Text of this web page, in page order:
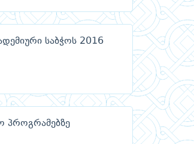
საბჭოს 2016
პროგრამებზე